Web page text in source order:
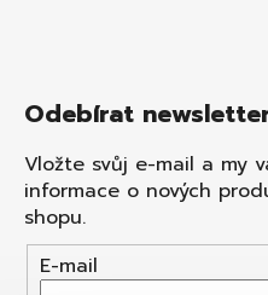
Odebírat
Vložte svůj e-mail a my
informace o nových
shopu.
E-mail